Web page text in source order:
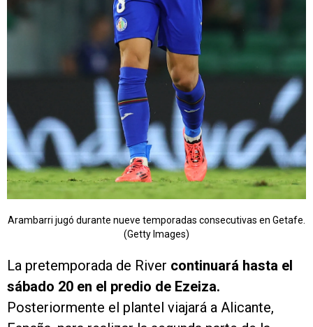
Arambarri jugó durante nueve temporadas consecutivas en Getafe.
(Getty Images)
La pretemporada de River continuará hasta el
sábado 20 en el predio de Ezeiza.
Posteriormente el plantel viajará a Alicante,